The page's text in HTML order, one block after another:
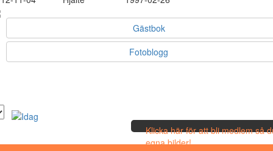
Gästbok
Fotoblogg
Klicka här för att bli medlem så
egna bilder!